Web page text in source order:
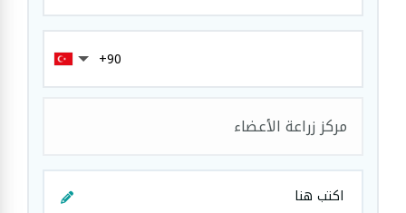
مركز زراعة الأعضاء